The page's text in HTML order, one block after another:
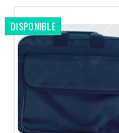
DISPONIBLE